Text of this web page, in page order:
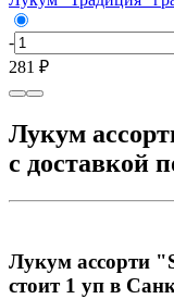
-
281 ₽
Лукум
с доставкой
Лукум ассорти
стоит 1 уп в